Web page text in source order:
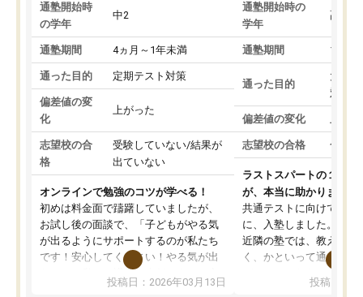
通塾開始時
の学年
中2
通塾期間 4ヵ月～1年未満
通った目的 定期テスト対策
偏差値の変
化
上がった
志望校の合
格
受験していない/結果が
出ていない
オンラインで勉強のコツが学べる！
初めは料金面で躊躇していましたが、
お試し後の面談で、「子どもがやる気
が出るようにサポートするのが私たち
です！安心してください！やる気が出
ないのは私たち講師の責任です」と言
ってくださり、確かに！と考えて、思
投稿日：2026年03月13日
通塾開始時の
学年
高3
通塾期間 1～3
通った目的
大学
対策
偏差値の変化 上が
志望校の合格 合格
ラストスパートの１か月
が、本当に助かりました
共通テストに向けての追
に、入塾しました。田舎
近隣の塾では、教えても
く、かといって通うには
可能なので本当に助か
投稿日：